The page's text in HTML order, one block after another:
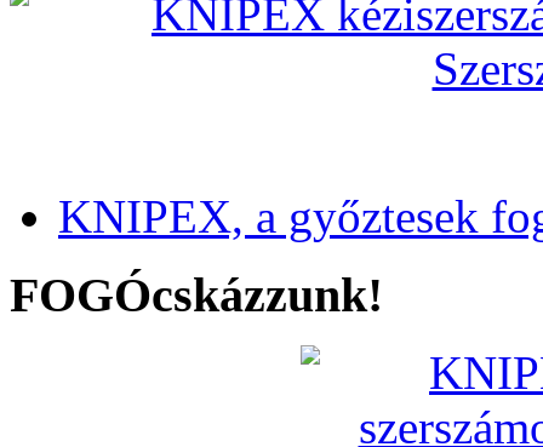
KNIPEX, a győztesek
FOGÓcskázzunk!